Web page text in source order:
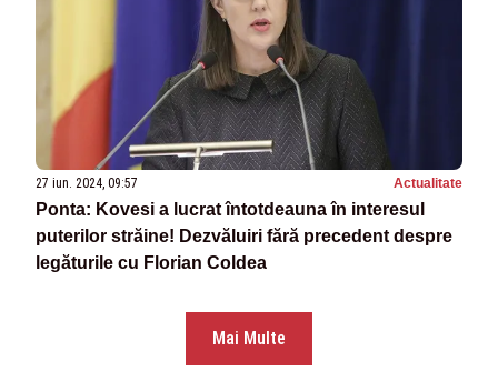
27 iun. 2024, 09:57 Actualitate
Ponta: Kovesi a lucrat întotdeauna în interesul
puterilor străine! Dezvăluiri fără precedent despre
legăturile cu Florian Coldea
Mai Multe